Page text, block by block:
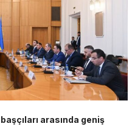
arasında geniş